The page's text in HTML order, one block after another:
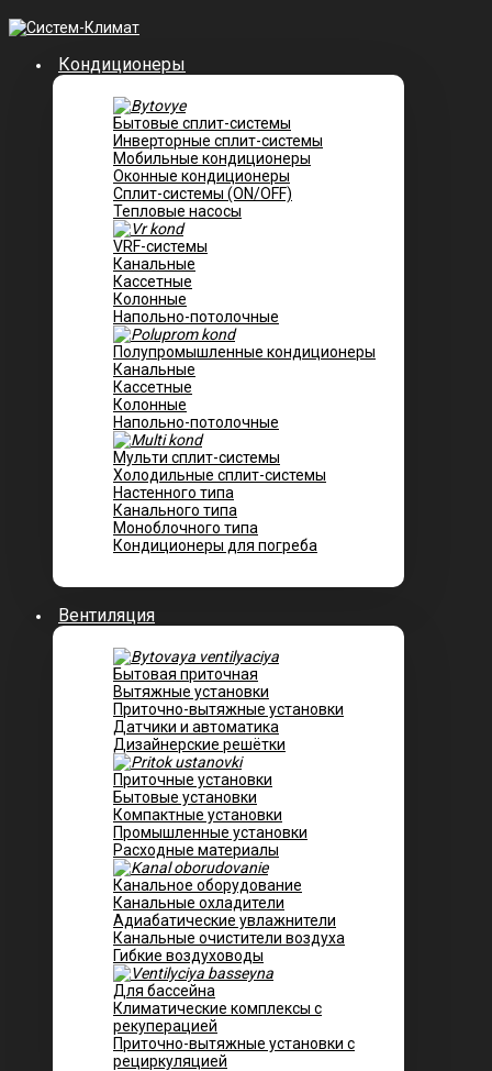
Кондиционеры
Бытовые сплит-системы
Инверторные сплит-системы
Мобильные кондиционеры
Оконные кондиционеры
Сплит-системы (ON/OFF)
Тепловые насосы
VRF-системы
Канальные
Касcетные
Колонные
Напольно-потолочные
Полупромышленные кондиционеры
Канальные
Кассетные
Колонные
Напольно-потолочные
Мульти сплит-системы
Холодильные сплит-системы
Настенного типа
Канального типа
Моноблочного типа
Кондиционеры для погреба
Вентиляция
Бытовая приточная
Вытяжные установки
Приточно-вытяжные установки
Датчики и автоматика
Дизайнерские решётки
Приточные установки
Бытовые установки
Компактные установки
Промышленные установки
Расходные материалы
Канальное оборудование
Канальные охладители
Адиабатические увлажнители
Канальные очистители воздуха
Гибкие воздуховоды
Для бассейна
Климатические комплексы с
рекуперацией
Приточно-вытяжные установки с
рециркуляцией